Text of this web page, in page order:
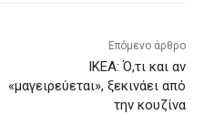
Επόμενο άρθρο
IKEA: Ό,τι και αν
«μαγειρεύεται», ξεκινάει από
την κουζίνα